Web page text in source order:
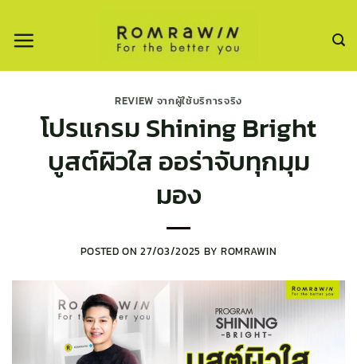
REVIEW จากผู้ใช้บริการจริง
โปรแกรม Shining Bright
บูสต์ผิวใส ออร่าจับทุกมุม
มอง
POSTED ON27/03/2025 BY ROMRAWIN